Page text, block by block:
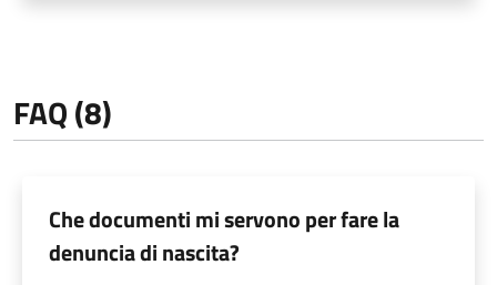
FAQ (8)
Che documenti mi servono per fare la
denuncia di nascita?